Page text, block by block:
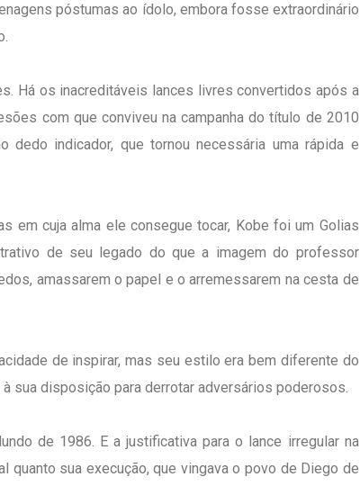
póstumas ao ídolo, embora fosse extraordinário
Há os inacreditáveis lances livres convertidos após a
com que conviveu na campanha do título de 2010
indicador, que tornou necessária uma rápida e
em cuja alma ele consegue tocar, Kobe foi um Golias
de seu legado do que a imagem do professor
amassarem o papel e o arremessarem na cesta de
de inspirar, mas seu estilo era bem diferente do
sua disposição para derrotar adversários poderosos.
de 1986. E a justificativa para o lance irregular na
sua execução, que vingava o povo de Diego de